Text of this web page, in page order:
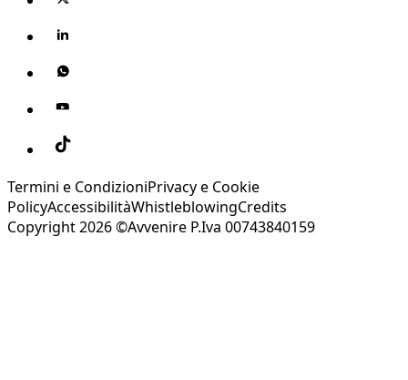
Termini e CondizioniPrivacy e Cookie
PolicyAccessibilitàWhistleblowingCredits
Copyright 2026 ©Avvenire P.Iva 00743840159